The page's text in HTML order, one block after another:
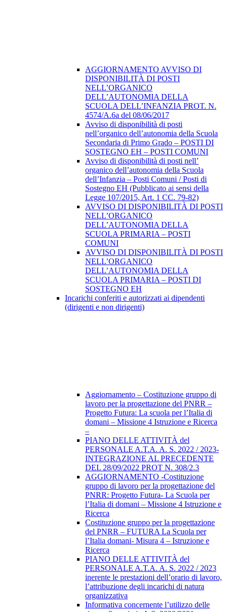
AGGIORNAMENTO AVVISO DI
DISPONIBILITÀ DI POSTI
NELL’ORGANICO
DELL’AUTONOMIA DELLA
SCUOLA DELL’INFANZIA PROT. N.
4574/A.6a del 08/06/2017
Avviso di disponibilità di posti
nell’organico dell’autonomia della Scuola
Secondaria di Primo Grado – POSTI DI
SOSTEGNO EH – POSTI COMUNI
Avviso di disponibilità di posti nell’
organico dell’autonomia della Scuola
dell’Infanzia – Posti Comuni / Posti di
Sostegno EH (Pubblicato ai sensi della
Legge 107/2015, Art. 1 CC. 79-82)
AVVISO DI DISPONIBILITÀ DI POSTI
NELL’ORGANICO
DELL’AUTONOMIA DELLA
SCUOLA PRIMARIA – POSTI
COMUNI
AVVISO DI DISPONIBILITÀ DI POSTI
NELL’ORGANICO
DELL’AUTONOMIA DELLA
SCUOLA PRIMARIA – POSTI DI
SOSTEGNO EH
Incarichi conferiti e autorizzati ai dipendenti
(dirigenti e non dirigenti)
Aggiornamento – Costituzione gruppo di
lavoro per la progettazione del PNRR –
Progetto Futura: La scuola per l’Italia di
domani – Missione 4 Istruzione e Ricerca
–
PIANO DELLE ATTIVITÀ del
PERSONALE A.T.A. A. S. 2022 / 2023-
INTEGRAZIONE AL PRECEDENTE
DEL 28/09/2022 PROT N. 308/2.3
AGGIORNAMENTO -Costituzione
gruppo di lavoro per la progettazione del
PNRR: Progetto Futura- La Scuola per
l’Italia di domani – Missione 4 Istruzione e
Ricerca
Costituzione gruppo per la progettazione
del PNRR – FUTURA La Scuola per
l’Italia domani- Misura 4 – Istruzione e
Ricerca
PIANO DELLE ATTIVITÀ del
PERSONALE A.T.A. A. S. 2022 / 2023
inerente le prestazioni dell’orario di lavoro,
l’attribuzione degli incarichi di natura
organizzativa
Informativa concernente l’utilizzo delle